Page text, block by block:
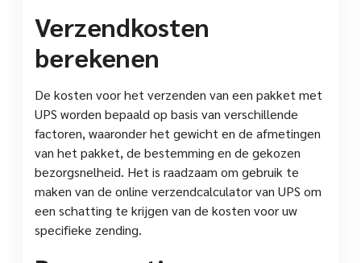
Verzendkosten
berekenen
De kosten voor het verzenden van een pakket met
UPS worden bepaald op basis van verschillende
factoren, waaronder het gewicht en de afmetingen
van het pakket, de bestemming en de gekozen
bezorgsnelheid. Het is raadzaam om gebruik te
maken van de online verzendcalculator van UPS om
een schatting te krijgen van de kosten voor uw
specifieke zending.